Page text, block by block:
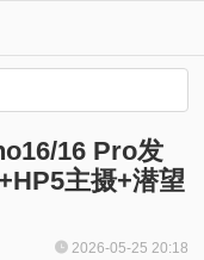
16 Pro发
主摄+潜望
2026-05-25 20:18